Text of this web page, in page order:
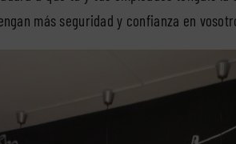
más seguridad y confianza en